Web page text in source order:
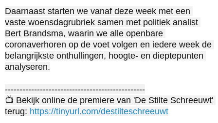
Daarnaast starten we vanaf deze week met een
vaste woensdagrubriek samen met politiek analist
Bert Brandsma, waarin we alle openbare
coronaverhoren op de voet volgen en iedere week de
belangrijkste onthullingen, hoogte- en dieptepunten
analyseren.‍‍
------------------------------------------------
📺 Bekijk online de premiere van 'De Stilte Schreeuwt'
terug: https://tinyurl.com/destilteschreeuwt